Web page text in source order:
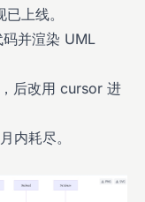
上线。
并渲染 UML
后改用 cursor 进
内耗尽。